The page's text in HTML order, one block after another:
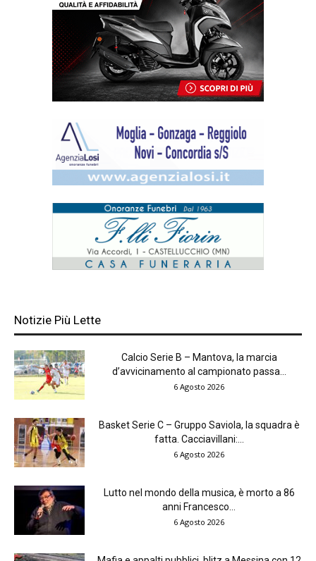
Notizie Più Lette
Calcio Serie B – Mantova, la marcia
d’avvicinamento al campionato passa...
6 Agosto 2026
Basket Serie C – Gruppo Saviola, la squadra è
fatta. Cacciavillani:...
6 Agosto 2026
Lutto nel mondo della musica, è morto a 86
anni Francesco...
6 Agosto 2026